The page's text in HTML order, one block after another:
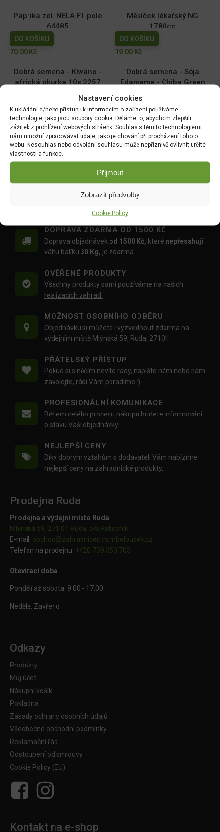
Nastavení cookies
K ukládání a/nebo přístupu k informacím o zařízení používáme
technologie, jako jsou soubory cookie. Děláme to, abychom zlepšili
zážitek z prohlížení webových stráenk. Souhlas s těmito technologiemi
nám umožní zpracovávat údaje, jako je chování při procházení tohoto
webu. Nesouhlas nebo odvolání souhlasu může nepříznivě ovlivnit určité
vlastnosti a funkce.
Přijmout
Zobrazit předvolby
Cookie Policy
Paprika zel. NELA F1 pole
64485
DO KOŠÍKU
70.00 Kč
Měsíček lékařský NG
1780cc
DO KOŠÍKU
19.00 Kč
Dobrá semena - Kiwano -
africká okurka 10s 2257
44.00Kč
Dobrá semena - Sója
Edamame - Chiba Green
DO KOŠÍKU
52.00Kč
Hrách zahradní - Antony
raný velkozrnný bezlistý
50g 1048
35.00Kč
Tykev muškátová -
Serpentine F1 2g 4080
DO KOŠÍKU
46.00
DOPRAVA ZDARMA OD 1500 KČ
Doprava objednávek od 1500 Kč, které nepřesahují
váhu balíku 30 Kg, je zdarma.
OVĚŘENÉ PRODUKTY
Všechny produkty sami používáme na našich
realizacích zahrad.
MOŽNOST OSOBNÍHO ODBĚRU
Objednávku si můžete i vyzvednout zdarma na
výdejním místě Mlýnská 59, Ruda, 27101
PŘÁTELSKÝ PŘÍSTUP
Pokud si s něčím nevíte rady, napište nám nebo nám
zavolejte, rádi Vám poradíme :)
PROFESIONÁLNÍ KOMUNIKACE
Během celého procesu nákupu budete informováni
o stavu Vaší objednávky.
NEJLEPŠÍ CENY
Díky dobrým vztahům s dodavateli Vám nabízíme
nejlepší ceny na zahradnické produkty.
Prodejna Ruda
Prodejna a výdejní místo Ruda
Mlýnská 59, 271 01 Ruda, okr.Rakovník
E-mail: obchod@zahradnicentrumbelousek.cz
Telefon na prodejnu: +420 739 350 703
Otevírací doba
Pondělí až sobota: 9:00 - 17:00
Neděle: Zavřeno
Odkazy
Produkty
Můj účet
Nákupní košík
Pokladna
Zásady ochrany osobních údajů
Všeobecné obchodní podmínky
Reklamační řád
Odstoupení od smlouvy
Cookie Policy (EU)
Kontakt na e-shop